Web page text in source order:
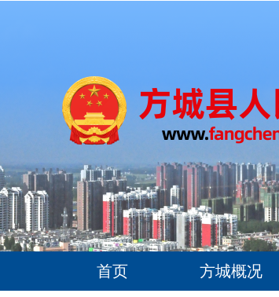
首页 方城概况